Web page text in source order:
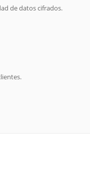
de datos cifrados.